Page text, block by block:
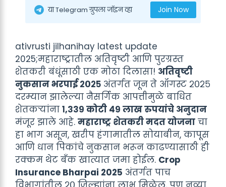
या Telegram ग्रुपला जॉइन व्हा Join Now
ativrusti jilhanihay latest update
2025;महाराष्ट्रातील अतिवृष्टी आणि पुरग्रस्त
शेतकरी बंधूंसाठी एक मोठा दिलासा! अतिवृष्टी
नुकसान भरपाई २०२५ अंतर्गत जून ते ऑगस्ट २०२५
दरम्यान झालेल्या नैसर्गिक आपत्तीमुळे बाधित
शेतकऱ्यांना १,३३९ कोटी ४९ लाख रुपयांचे अनुदान
मंजूर झाले आहे. महाराष्ट्र शेतकरी मदत योजना चा
हा भाग असून, खरीप हंगामातील सोयाबीन, कापूस
आणि धान पिकांचे नुकसान भरून काढण्यासाठी ही
रक्कम थेट बँक खात्यात जमा होईल. Crop
Insurance Bharpai 2025 अंतर्गत पाच